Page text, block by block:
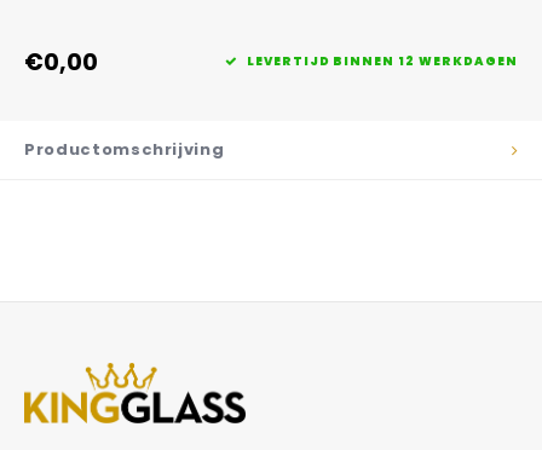
Betaalmethoden
€0,00 LEVERTIJD BINNEN 12 WERKDAGEN
Productomschrijving